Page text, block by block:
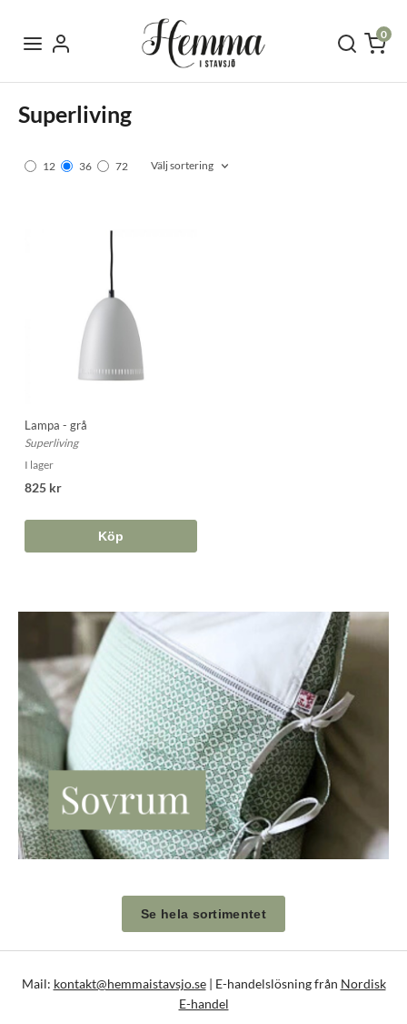
0
Superliving
12 36 72 Välj sortering
Lampa - grå
Superliving
I lager
825 kr
Köp
Se hela sortimentet
Mail: kontakt@hemmaistavsjo.se| E-handelslösning från Nordisk
E-handel